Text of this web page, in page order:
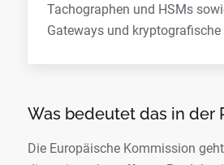
Tachographen und HSMs
Gateways und kryptografische
Was bedeutet das in der
Die Europäische Kommission